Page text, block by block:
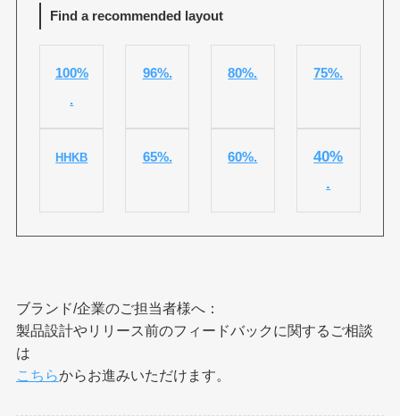
Find a recommended layout
100%
.
96%. 80%. 75%.
HHKB 65%. 60%.
40%
.
ブランド/企業のご担当者様へ：
製品設計やリリース前のフィードバックに関するご相談
は
こちらからお進みいただけます。